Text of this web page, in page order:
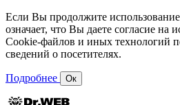
Если Вы продолжите использование
означает, что Вы даете согласие на
Cookie-файлов и иных технологий
сведений о посетителях.
Подробнее Ок